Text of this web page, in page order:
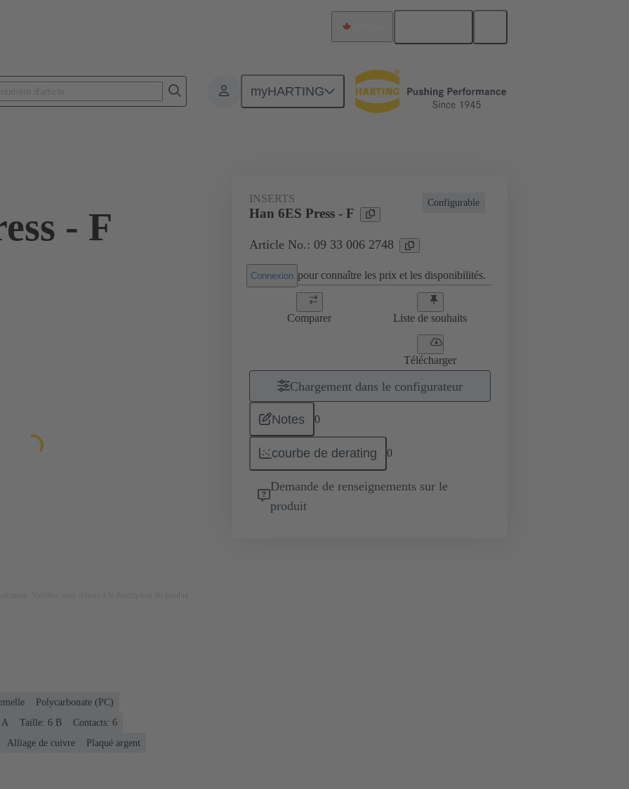
myHARTING
Inserts monobloc Pour applications industrielles
- F
Configurable
INSERTS
Han 6ES Press - F
Article No.: 09 33 006 2748
Connexion pour connaître les prix et les disponibilités.
Comparer Liste de souhaits
Télécharger
Chargement dans le configurateur
Notes 0
courbe de derating 0
Demande de renseignements sur le
produit
Polycarbonate (PC)
A Taille: 6 B
Contacts: 6
Alliage de cuivre Plaqué argent